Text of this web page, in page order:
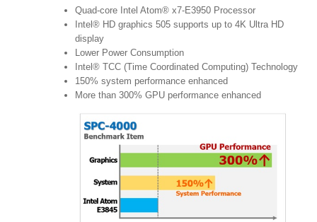
Quad-core Intel Atom® x7-E3950 Processor
Intel® HD graphics 505 supports up to 4K Ultra HD
display
Lower Power Consumption
Intel® TCC (Time Coordinated Computing) Technology
150% system performance enhanced
More than 300% GPU performance enhanced